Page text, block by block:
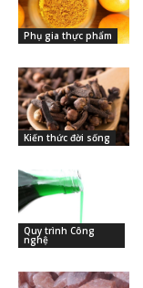
Phụ gia thực phẩm
Kiến thức đời sống
Quy trình Công
nghệ